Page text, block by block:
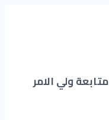
متابعة ولي الامر